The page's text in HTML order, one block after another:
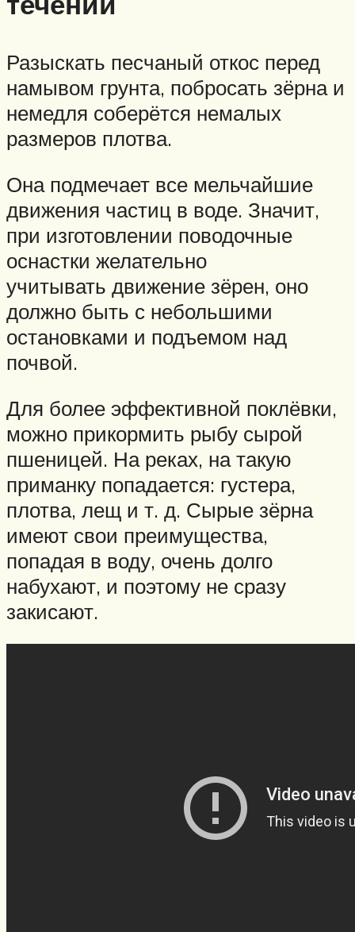
Разыскать песчаный откос перед
намывом грунта, побросать зёрна и
немедля соберётся немалых
размеров плотва.
Она подмечает все мельчайшие
движения частиц в воде. Значит,
при изготовлении поводочные
оснастки желательно
учитывать движение зёрен, оно
должно быть с небольшими
остановками и подъемом над
почвой.
Для более эффективной поклёвки,
можно прикормить рыбу сырой
пшеницей. На реках, на такую
приманку попадается: густера,
плотва, лещ и т. д. Сырые зёрна
имеют свои преимущества,
попадая в воду, очень долго
набухают, и поэтому не сразу
закисают.